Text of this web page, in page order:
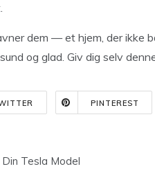
dem — et hjem, der ikke
og glad. Giv dig selv
PINTEREST
Tesla Model